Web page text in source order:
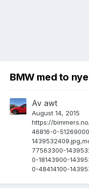
BMW med to
Av awt
August 14, 2015
https://
46816-0-
77563300-
0-18143900-
0-48414100-